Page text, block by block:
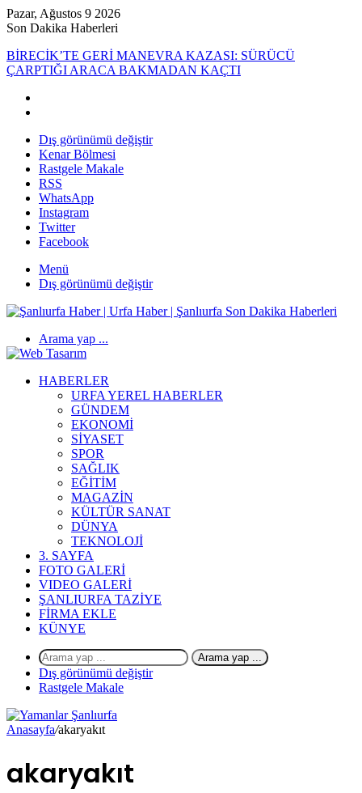
Pazar, Ağustos 9 2026
Son Dakika Haberleri
BİRECİK’TE GERİ MANEVRA KAZASI: SÜRÜCÜ
ÇARPTIĞI ARACA BAKMADAN KAÇTI
Dış görünümü değiştir
Kenar Bölmesi
Rastgele Makale
RSS
WhatsApp
Instagram
Twitter
Facebook
Menü
Dış görünümü değiştir
Arama yap ...
HABERLER
URFA YEREL HABERLER
GÜNDEM
EKONOMİ
SİYASET
SPOR
SAĞLIK
EĞİTİM
MAGAZİN
KÜLTÜR SANAT
DÜNYA
TEKNOLOJİ
3. SAYFA
FOTO GALERİ
VIDEO GALERİ
ŞANLIURFA TAZİYE
FİRMA EKLE
KÜNYE
Arama yap ...
Dış görünümü değiştir
Rastgele Makale
Anasayfa/akaryakıt
akaryakıt